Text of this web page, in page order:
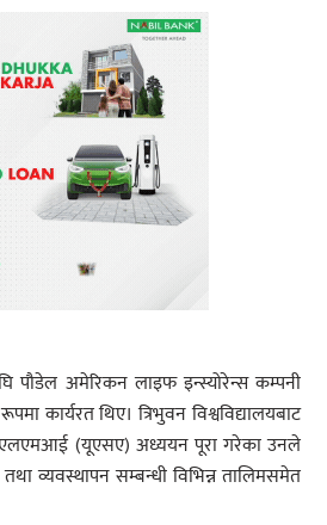
पौडेल अमेरिकन लाइफ इन्स्योरेन्स कम्पनी
कार्यरत थिए। त्रिभुवन विश्वविद्यालयबाट
(यूएसए) अध्ययन पूरा गरेका उनले
व्यवस्थापन सम्बन्धी विभिन्न तालिमसमेत